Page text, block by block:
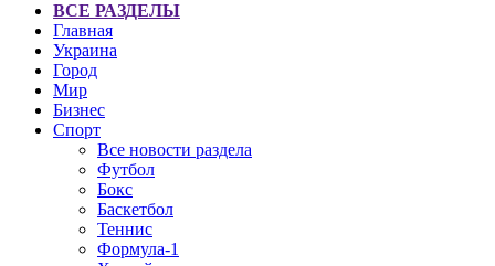
ВСЕ РАЗДЕЛЫ
Главная
Украина
Город
Мир
Бизнес
Спорт
Все новости раздела
Футбол
Бокс
Баскетбол
Теннис
Формула-1